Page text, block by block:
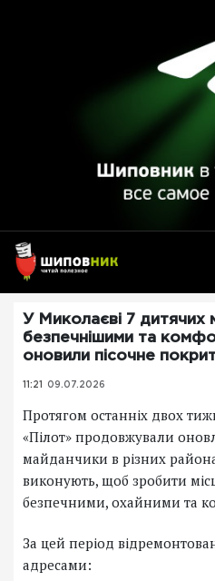
У Миколаєві 7 дитячих
безпечнішими та
оновили пісочне
11:21 09.07.2026
Протягом останніх двох
«Пілот» продовжували
майданчики в різних
виконують, щоб зробити
безпечними, охайними та
За цей період
адресами: